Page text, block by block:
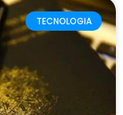
TECNOLOGIA